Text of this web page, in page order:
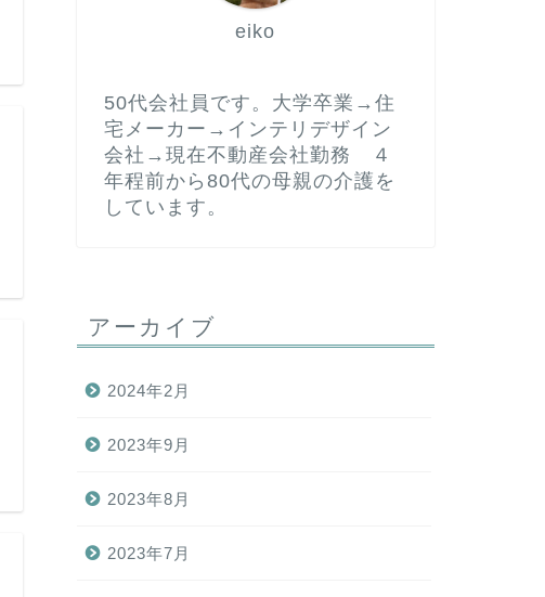
eiko
50代会社員です。大学卒業→住
宅メーカー→インテリデザイン
会社→現在不動産会社勤務 ４
年程前から80代の母親の介護を
しています。
アーカイブ
2024年2月
2023年9月
2023年8月
2023年7月